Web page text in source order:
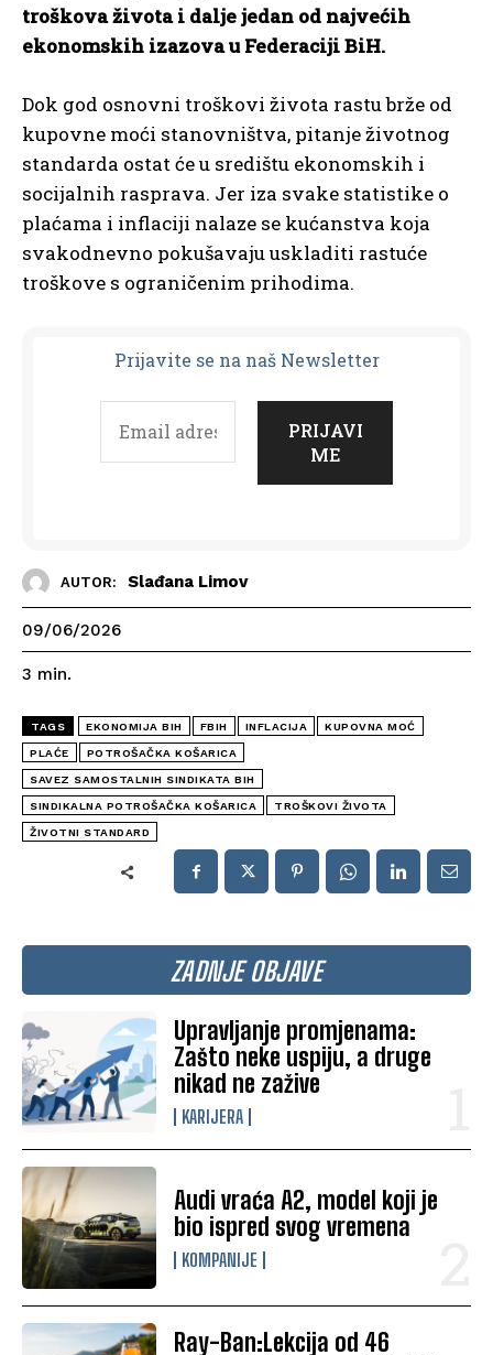
ZADNJE OBJAVE
Upravljanje promjenama:
Zašto neke uspiju, a druge
nikad ne zažive
KARIJERA
Audi vraća A2, model koji je
bio ispred svog vremena
KOMPANIJE
Ray-Ban:Lekcija od 46
troškova života i dalje jedan od najvećih
ekonomskih izazova u Federaciji BiH.
Dok god osnovni troškovi života rastu brže od
kupovne moći stanovništva, pitanje životnog
standarda ostat će u središtu ekonomskih i
socijalnih rasprava. Jer iza svake statistike o
plaćama i inflaciji nalaze se kućanstva koja
svakodnevno pokušavaju uskladiti rastuće
troškove s ograničenim prihodima.
Prijavite se na naš Newsletter
AUTOR: Slađana Limov
09/06/2026
3 min.
TAGS EKONOMIJA BIH FBIH INFLACIJA KUPOVNA MOĆ
PLAĆE POTROŠAČKA KOŠARICA
SAVEZ SAMOSTALNIH SINDIKATA BIH
SINDIKALNA POTROŠAČKA KOŠARICA TROŠKOVI ŽIVOTA
ŽIVOTNI STANDARD